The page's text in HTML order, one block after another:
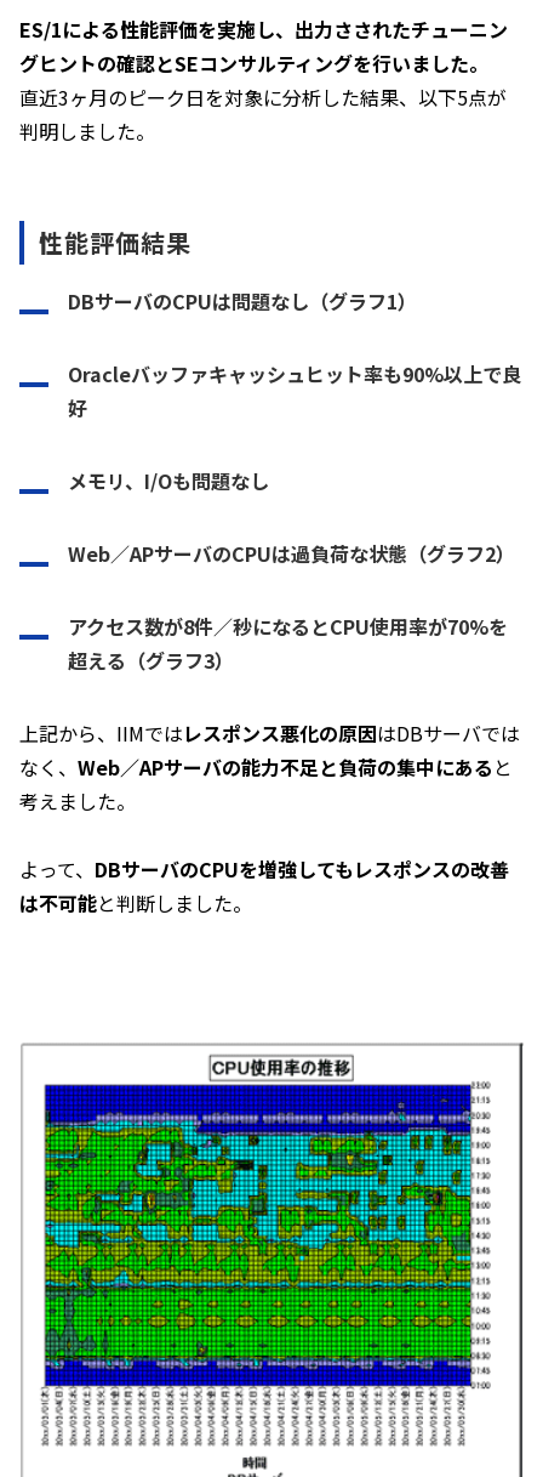
ES/1による性能評価を実施し、出力さされたチューニン
グヒントの確認とSEコンサルティングを行いました。
直近3ヶ月のピーク日を対象に分析した結果、以下5点が
判明しました。
性能評価結果
DBサーバのCPUは問題なし （グラフ1）
Oracleバッファキャッシュヒット率も90%以上で良
好
メモリ、I/Oも問題なし
Web／APサーバのCPUは過負荷な状態 （グラフ2）
アクセス数が8件／秒になるとCPU使用率が70%を
超える （グラフ3）
上記から、IIMではレスポンス悪化の原因はDBサーバでは
なく、 Web／APサーバの能力不足と負荷の集中にある と
考えました。
よって、 DBサーバのCPUを増強してもレスポンスの改善
は不可能と判断しました。